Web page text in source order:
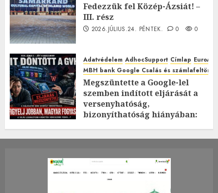
Fedezzük fel Közép-Ázsiát! –
III. rész
2026.JÚLIUS.24. PÉNTEK. 0 0
Adatvédelem AdhocSupport Címlap
MBH bank Google Csalás és
Megszüntette a Google-lel
szemben indított eljárását a
versenyhatóság,
bizonyíthatóság hiányában:
2026.JÚLIUS.23. CSÜTÖRTÖK.
0